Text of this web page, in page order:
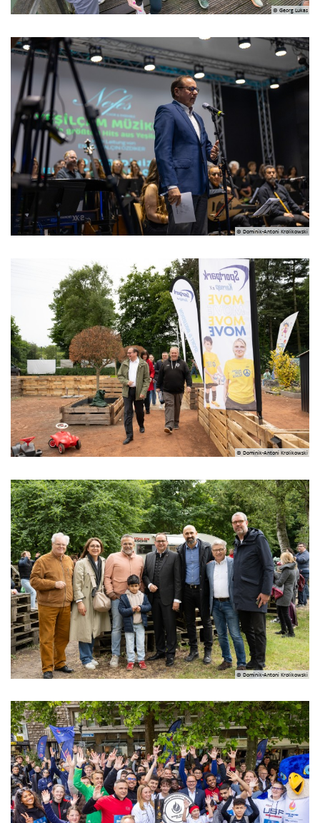
© Georg Lukas
© Dominik-Antoni Krolikowski
© Dominik-Antoni Krolikowski
© Dominik-Antoni Krolikowski